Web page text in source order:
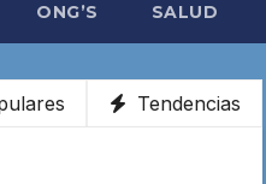
ONG’S SALUD
Tendencias